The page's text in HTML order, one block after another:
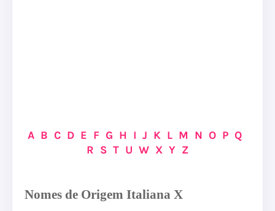
A B C D E F G H I J K L M N O P Q
R S T U W X Y Z
Nomes de Origem Italiana X